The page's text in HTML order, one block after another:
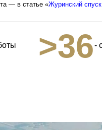
— в статье «Журинский
>36-